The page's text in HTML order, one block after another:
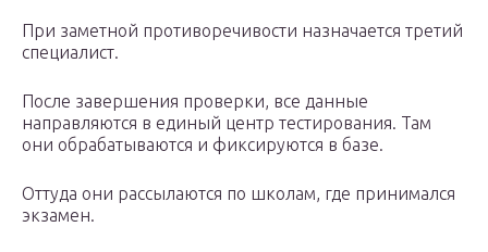
При заметной противоречивости назначается третий
специалист.
После завершения проверки, все данные
направляются в единый центр тестирования. Там
они обрабатываются и фиксируются в базе.
Оттуда они рассылаются по школам, где принимался
экзамен.